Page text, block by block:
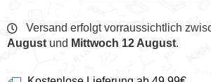
Versand erfolgt vorraussichtlich
August und Mittwoch 12 August.